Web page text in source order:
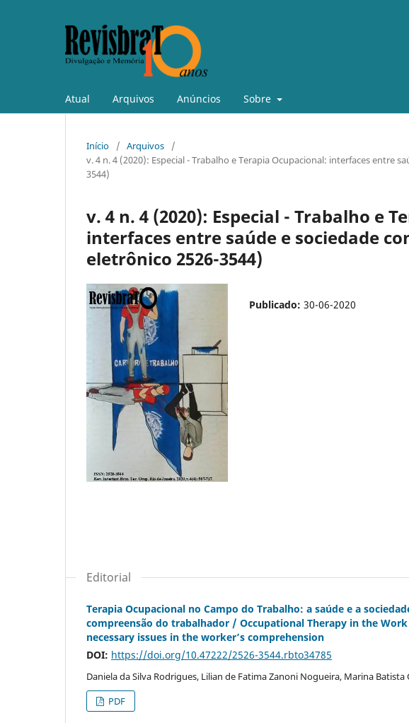
Atual Arquivos Anúncios Sobre
Início / Arquivos
/
v. 4 n. 4 (2020): Especial - Trabalho e Terapia Ocupacional: interfaces entre
3544)
v. 4 n. 4 (2020): Especial - Trabalho e
interfaces entre saúde e sociedade
eletrônico 2526-3544)
Publicado: 30-06-2020
Editorial
Terapia Ocupacional no Campo do Trabalho: a saúde e a
compreensão do trabalhador / Occupational Therapy in the
necessary issues in the worker’s comprehension
DOI: https://doi.org/10.47222/2526-3544.rbto34785
Daniela da Silva Rodrigues, Lilian de Fatima Zanoni Nogueira, Marina Batista
PDF